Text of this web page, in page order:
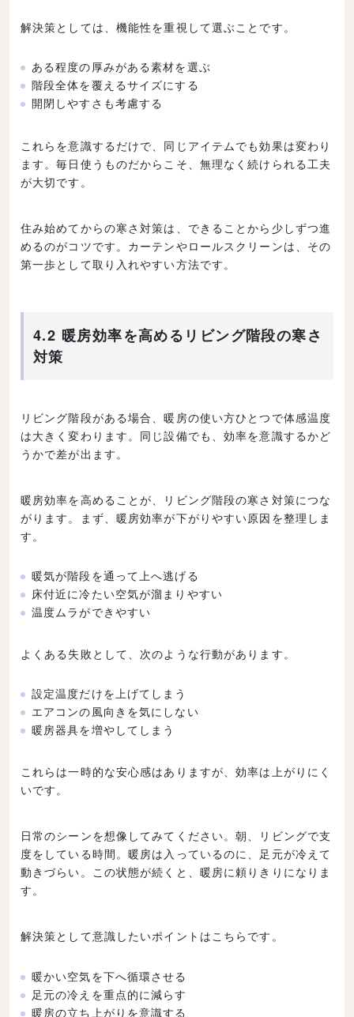
解決策としては、機能性を重視して選ぶことです。
ある程度の厚みがある素材を選ぶ
階段全体を覆えるサイズにする
開閉しやすさも考慮する
これらを意識するだけで、同じアイテムでも効果は変わり
ます。毎日使うものだからこそ、無理なく続けられる工夫
が大切です。
住み始めてからの寒さ対策は、できることから少しずつ進
めるのがコツです。カーテンやロールスクリーンは、その
第一歩として取り入れやすい方法です。
4.2 暖房効率を高めるリビング階段の寒さ
対策
リビング階段がある場合、暖房の使い方ひとつで体感温度
は大きく変わります。同じ設備でも、効率を意識するかど
うかで差が出ます。
暖房効率を高めることが、リビング階段の寒さ対策につな
がります。まず、暖房効率が下がりやすい原因を整理しま
す。
暖気が階段を通って上へ逃げる
床付近に冷たい空気が溜まりやすい
温度ムラができやすい
よくある失敗として、次のような行動があります。
設定温度だけを上げてしまう
エアコンの風向きを気にしない
暖房器具を増やしてしまう
これらは一時的な安心感はありますが、効率は上がりにく
いです。
日常のシーンを想像してみてください。朝、リビングで支
度をしている時間。暖房は入っているのに、足元が冷えて
動きづらい。この状態が続くと、暖房に頼りきりになりま
す。
解決策として意識したいポイントはこちらです。
暖かい空気を下へ循環させる
足元の冷えを重点的に減らす
暖房の立ち上がりを意識する